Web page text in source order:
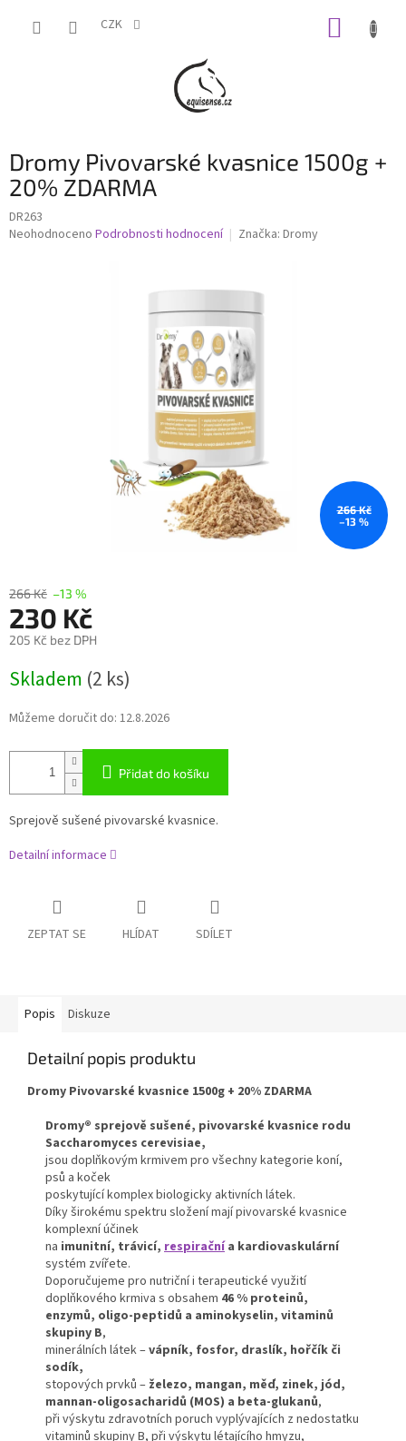
CZK
Dromy Pivovarské kvasnice 1500g +
20% ZDARMA
DR263
Průměrné
Neohodnoceno Podrobnosti hodnocení Značka: Dromy
266 Kč
–13 %
266 Kč –13 %
230 Kč
205 Kč bez DPH
cena:
Skladem (2 ks)
Můžeme doručit do: 12.8.2026
Přidat do košíku
Sprejově sušené pivovarské kvasnice.
Detailní informace
ZEPTAT SE HLÍDAT SDÍLET
Popis Diskuze
Detailní popis produktu
Dromy Pivovarské kvasnice 1500g + 20% ZDARMA
Dromy® sprejově sušené, pivovarské kvasnice rodu
Saccharomyces cerevisiae,
jsou doplňkovým krmivem pro všechny kategorie koní,
psů a koček
poskytující komplex biologicky aktivních látek.
Díky širokému spektru složení mají pivovarské kvasnice
komplexní účinek
na imunitní, trávicí, respiračnía kardiovaskulární
systém zvířete.
Doporučujeme pro nutriční i terapeutické využití
doplňkového krmiva s obsahem 46 % proteinů,
enzymů, oligo-peptidů a aminokyselin, vitaminů
skupiny B,
minerálních látek –vápník, fosfor, draslík, hořčík či
sodík,
stopových prvků – železo, mangan, měď, zinek, jód,
mannan-oligosacharidů (MOS) a beta-glukanů,
při výskytu zdravotních poruch vyplývajících z nedostatku
vitaminů skupiny B, při výskytu létajícího hmyzu,